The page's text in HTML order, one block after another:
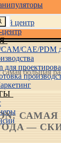
центр
CAE/PDM
для
самая большая
—